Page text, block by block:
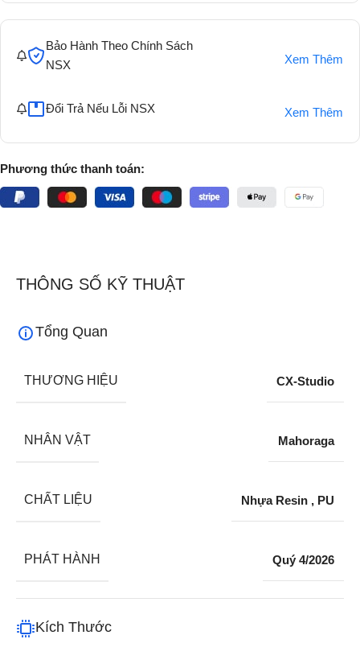
Bảo Hành Theo Chính Sách
NSX
Xem Thêm
Đổi Trả Nếu Lỗi NSX Xem Thêm
Phương thức thanh toán:
THÔNG SỐ KỸ THUẬT
Tổng Quan
THƯƠNG HIỆU CX-Studio
NHÂN VẬT Mahoraga
CHẤT LIỆU Nhựa Resin , PU
PHÁT HÀNH Quý 4/2026
Kích Thước